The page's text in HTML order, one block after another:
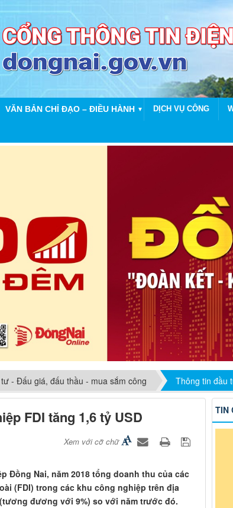
VĂN BẢN CHỈ ĐẠO – ĐIỀU HÀNH ▼ DỊCH VỤ CÔNG
- Đấu giá, đấu thầu - mua sắm công Thông tin đầu
FDI tăng 1,6 tỷ USD
Xem với cỡ chữ
Đồng Nai, năm 2018 tổng doanh thu của các
(FDI) trong các khu công nghiệp trên địa
đương với 9%) so với năm trước đó.
TIN